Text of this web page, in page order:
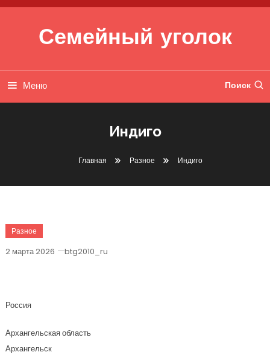
Перейти к содержимому
Семейный уголок
Меню Поиск
Индиго
Главная Разное Индиго
Разное
2 марта 2026 btg2010_ru
Россия
Архангельская область
Архангельск